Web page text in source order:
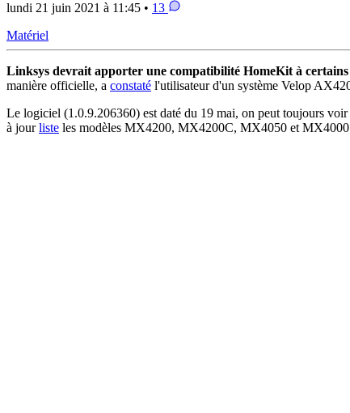
lundi 21 juin 2021 à 11:45 • 13
Matériel
Linksys devrait apporter une compatibilité HomeKit à
manière officielle, a constaté l'utilisateur d'un système Velop
Le logiciel (1.0.9.206360) est daté du 19 mai, on peut toujours
à jourliste les modèles MX4200, MX4200C, MX4050 et MX4000